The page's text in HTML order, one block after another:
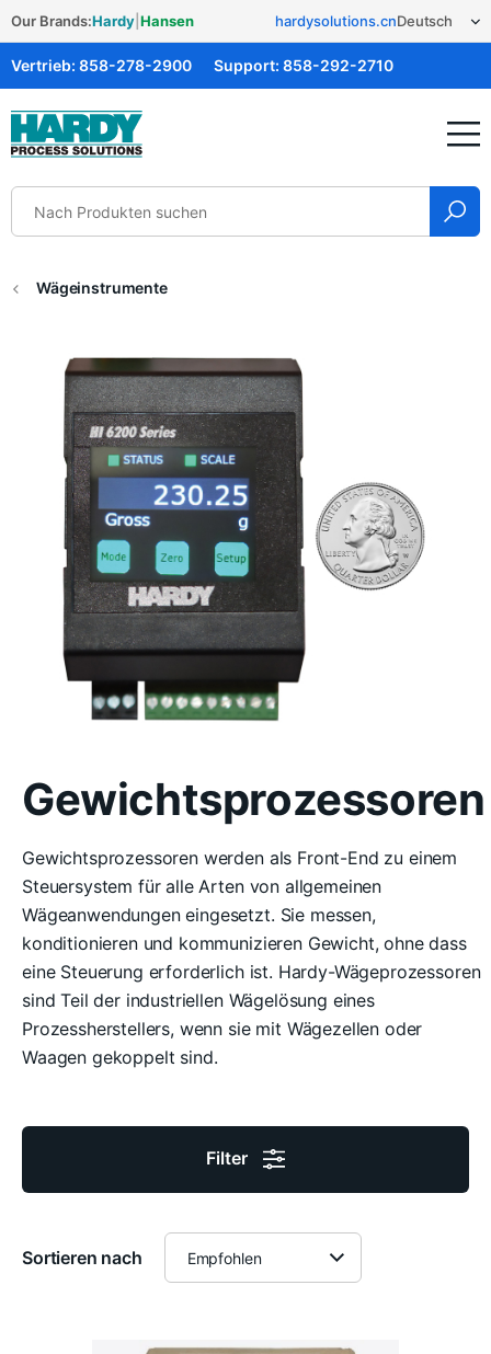
Our Brands:Hardy Hansen hardysolutions.cn
Vertrieb: 858-278-2900 Support: 858-292-2710
Hardy Solutions
Wägeinstrumente
Gewichtsprozessoren
Gewichtsprozessoren werden als Front-End zu einem
Steuersystem für alle Arten von allgemeinen
Wägeanwendungen eingesetzt. Sie messen,
konditionieren und kommunizieren Gewicht, ohne dass
eine Steuerung erforderlich ist. Hardy-Wägeprozessoren
sind Teil der industriellen Wägelösung eines
Prozessherstellers, wenn sie mit Wägezellen oder
Waagen gekoppelt sind.
Filter
Sortieren nach